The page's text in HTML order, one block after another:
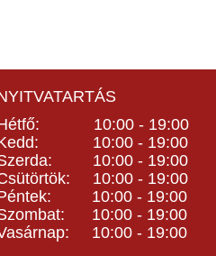
10:00 - 19:00
10:00 - 19:00
10:00 - 19:00
10:00 - 19:00
10:00 - 19:00
10:00 - 19:00
10:00 - 19:00